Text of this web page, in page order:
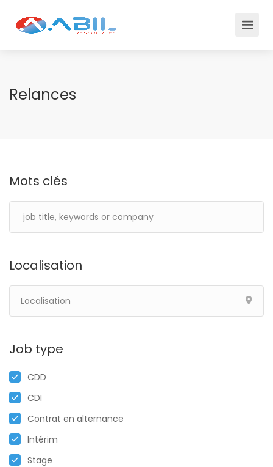
Relances
Mots clés
Localisation
Job type
CDD
CDI
Contrat en alternance
Intérim
Stage